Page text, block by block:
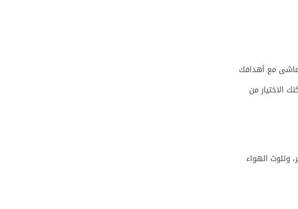
مع أهدافك
الاختيار من
وتلوث الهواء